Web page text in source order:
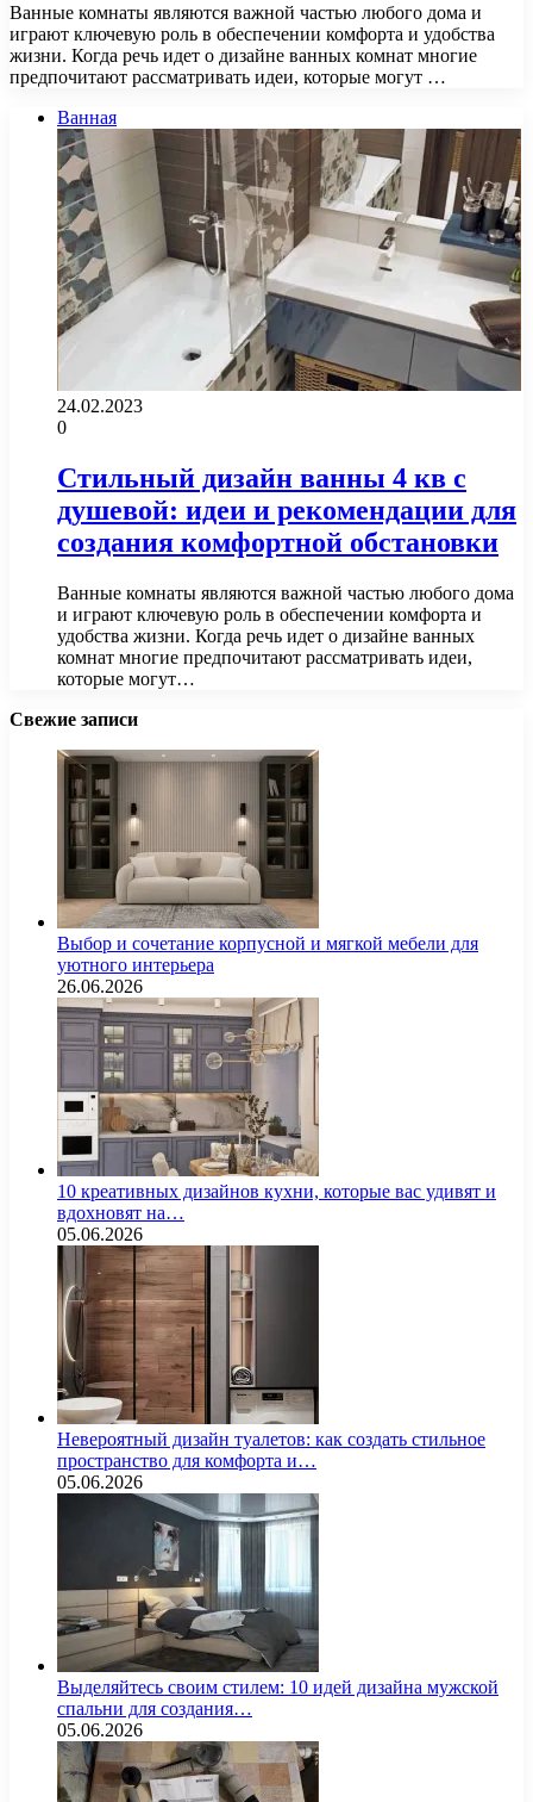
Ванные комнаты являются важной частью любого дома и
играют ключевую роль в обеспечении комфорта и удобства
жизни. Когда речь идет о дизайне ванных комнат многие
предпочитают рассматривать идеи, которые могут …
Ванная
24.02.2023
0
Стильный дизайн ванны 4 кв с
душевой: идеи и рекомендации для
создания комфортной обстановки
Ванные комнаты являются важной частью любого дома
и играют ключевую роль в обеспечении комфорта и
удобства жизни. Когда речь идет о дизайне ванных
комнат многие предпочитают рассматривать идеи,
которые могут…
Свежие записи
Выбор и сочетание корпусной и мягкой мебели для
уютного интерьера
26.06.2026
10 креативных дизайнов кухни, которые вас удивят и
вдохновят на…
05.06.2026
Невероятный дизайн туалетов: как создать стильное
пространство для комфорта и…
05.06.2026
Выделяйтесь своим стилем: 10 идей дизайна мужской
спальни для создания…
05.06.2026